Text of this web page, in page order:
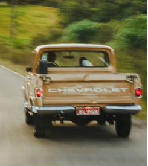
0